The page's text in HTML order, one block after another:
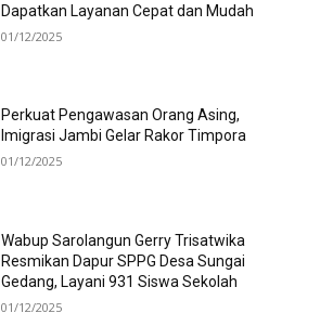
Dapatkan Layanan Cepat dan Mudah
01/12/2025
Perkuat Pengawasan Orang Asing,
Imigrasi Jambi Gelar Rakor Timpora
01/12/2025
Wabup Sarolangun Gerry Trisatwika
Resmikan Dapur SPPG Desa Sungai
Gedang, Layani 931 Siswa Sekolah
01/12/2025